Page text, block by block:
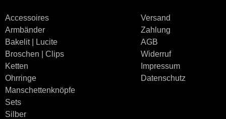
Accessoires
Armbänder
Bakelit | Lucite
Broschen | Clips
Ketten
Ohrringe
Manschettenknöpfe
Sets
Silber
Versand
Zahlung
AGB
Widerruf
Impressum
Datenschutz